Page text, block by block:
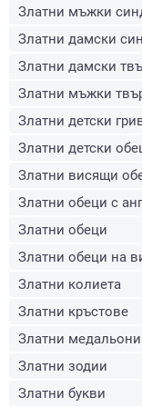
Златни мъжки
Златни дамски
Златни дамски
Златни мъжки
Златни детски
Златни детски
Златни висящи
Златни обеци с
Златни обеци
Златни обеци на
Златни колиета
Златни кръстове
Златни медальони
Златни зодии
Златни букви